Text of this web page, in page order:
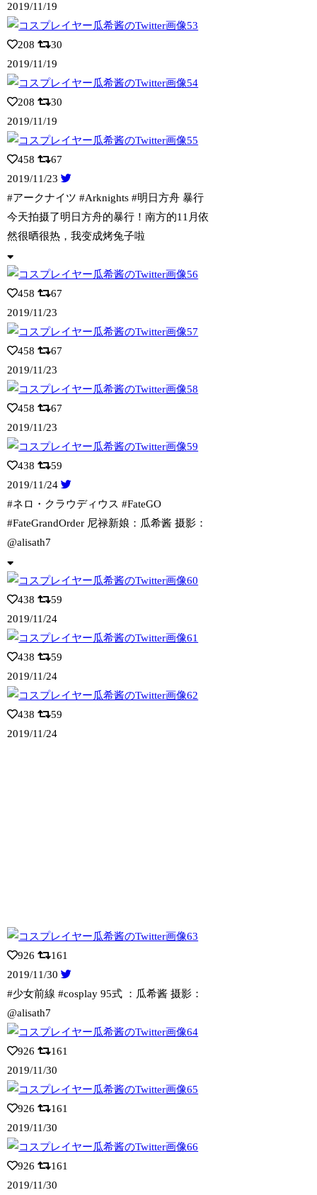
2019/11/19
208
30
2019/11/19
208
30
2019/11/19
458
67
2019/11/23
#アークナイツ #Arknights #明日方舟 暴行
今天拍摄了明日方舟的暴行！南方的11月依
然很晒很热，我变成烤兔子啦
458
67
2019/11/23
458
67
2019/11/23
458
67
2019/11/23
438
59
2019/11/24
#ネロ・クラウディウス #FateGO
#FateGrandOrder 尼禄新娘：瓜希酱 摄影：
@alisath7
438
59
2019/11/24
438
59
2019/11/24
438
59
2019/11/24
926
161
2019/11/30
#少女前線 #cosplay 95式 ：瓜希酱 摄影：
@alisath7
926
161
2019/11/30
926
161
2019/11/30
926
161
2019/11/30